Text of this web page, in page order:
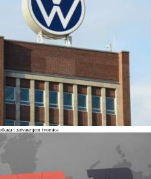
i zatvaranjem tvornica